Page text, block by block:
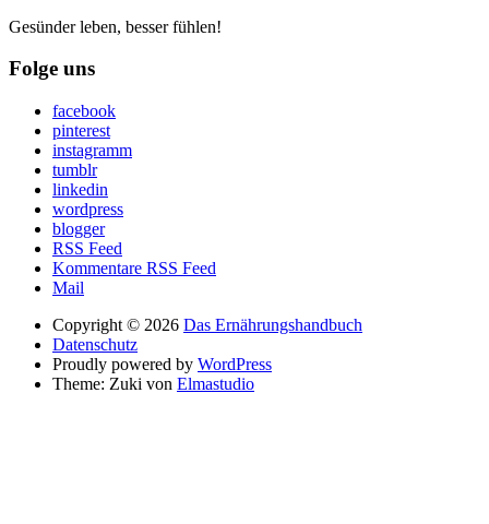
Gesünder leben, besser fühlen!
Folge uns
facebook
pinterest
instagramm
tumblr
linkedin
wordpress
blogger
RSS Feed
Kommentare RSS Feed
Mail
Copyright © 2026 Das Ernährungshandbuch
Datenschutz
Proudly powered by WordPress
Theme: Zuki von Elmastudio